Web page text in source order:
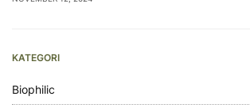
KATEGORI
Biophilic